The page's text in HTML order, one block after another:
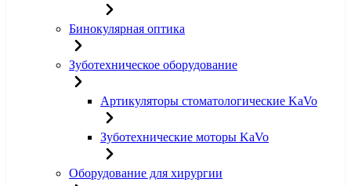
Бинокулярная оптика
Зуботехническое оборудование
Артикуляторы стоматологические KaVo
Зуботехнические моторы KaVo
Оборудование для хирургии